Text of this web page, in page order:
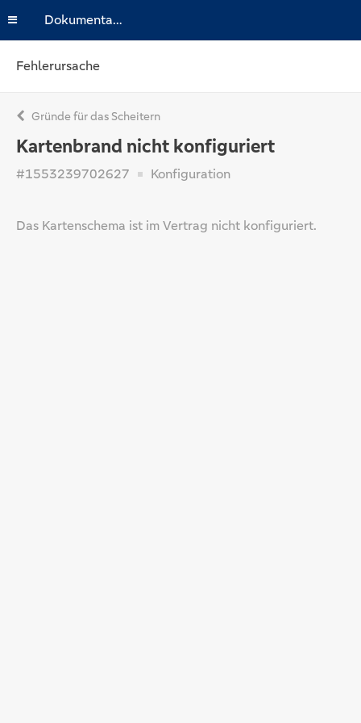
Dokumentation
Fehlerursache
Gründe für das Scheitern
Kartenbrand nicht konfiguriert
#1553239702627 Konfiguration
Das Kartenschema ist im Vertrag nicht konfiguriert.